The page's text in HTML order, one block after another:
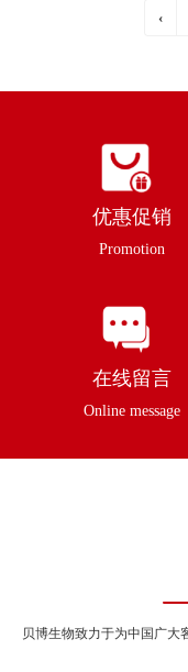
‹
优惠促销
Promotion
在线留言
Online message
贝博生物致力于为中国广大